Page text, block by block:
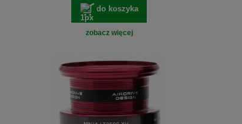
do koszyka
zobacz więcej